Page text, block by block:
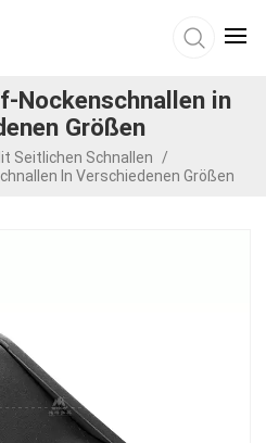
Nockenschnallen in
Größen
Seitlichen Schnallen
/
In Verschiedenen Größen